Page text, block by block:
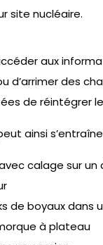
site nucléaire.
aux
d’arrimer des
de réintégrer
ainsi
calage sur un
de boyaux dans
à plateau